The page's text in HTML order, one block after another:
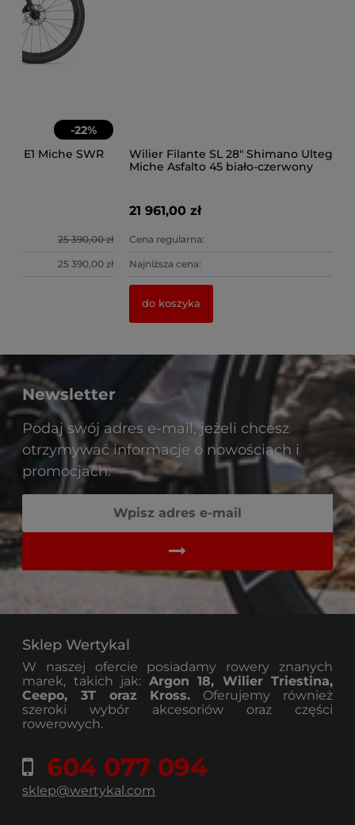
Wilier Filante SL 28" Shimano Ultegra Di2 Inpeak
Miche Asfalto 45 biało-czerwony
Cena regularna:
Najniższa cena:
Newsletter
Podaj swój adres e-mail, jeżeli chcesz
otrzymywać informacje o nowościach i
promocjach.
Sklep Wertykal
W naszej ofercie posiadamy rowery znanych
marek, takich jak: Argon 18, Wilier Triestina,
Ceepo, 3T oraz Kross. Oferujemy również
szeroki wybór akcesoriów oraz części
rowerowych.
604 077 094
sklep@wertykal.com